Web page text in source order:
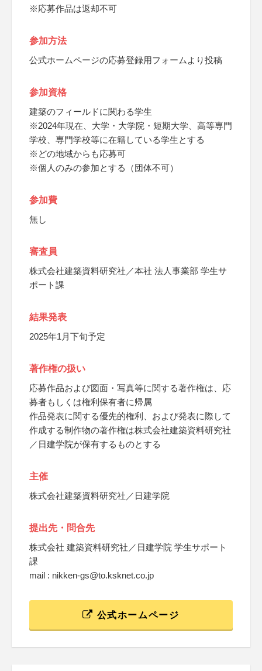
※応募作品は返却不可
参加方法
公式ホームページの応募登録用フォームより投稿
参加資格
建築のフィールドに関わる学生
※2024年現在、大学・大学院・短期大学、高等専門
学校、専門学校等に在籍している学生とする
※どの地域からも応募可
※個人のみの参加とする（団体不可）
参加費
無し
審査員
株式会社建築資料研究社／本社 法人事業部 学生サ
ポート課
結果発表
2025年1月下旬予定
著作権の扱い
応募作品および図面・写真等に関する著作権は、応
募者もしくは権利保有者に帰属
作品発表に関する優先的権利、および発表に際して
作成する制作物の著作権は株式会社建築資料研究社
／日建学院が保有するものとする
主催
株式会社建築資料研究社／日建学院
提出先・問合先
株式会社 建築資料研究社／日建学院 学生サポート
課
mail : nikken-gs@to.ksknet.co.jp
公式ホームページ